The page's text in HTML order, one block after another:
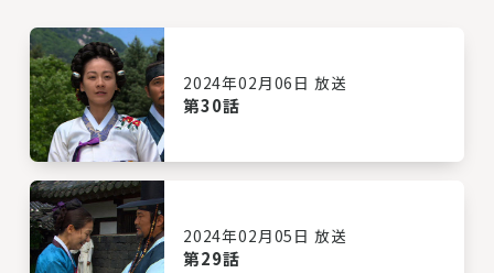
2024年02月06日 放送
第30話
2024年02月05日 放送
第29話